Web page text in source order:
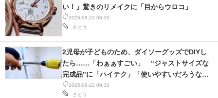
2025-08-23 08:30
さとう
い！」驚きのリメイクに「目からウロコ」
2025-08-22 09:30
さとう
2児母が子どものため、ダイソーグッズでDIYし
たら……「わぁぁすごい」 “ジャストサイズな
完成品”に「ハイテク」「使いやすいだろうな
ぁ」